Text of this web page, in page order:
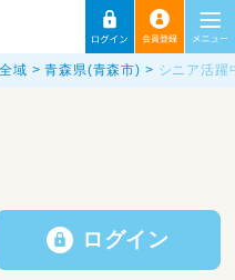
域 青森県(青森市) シニア活躍
ログイン